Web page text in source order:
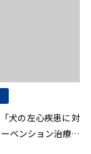
犬の左心疾患に対
ベンション治療：